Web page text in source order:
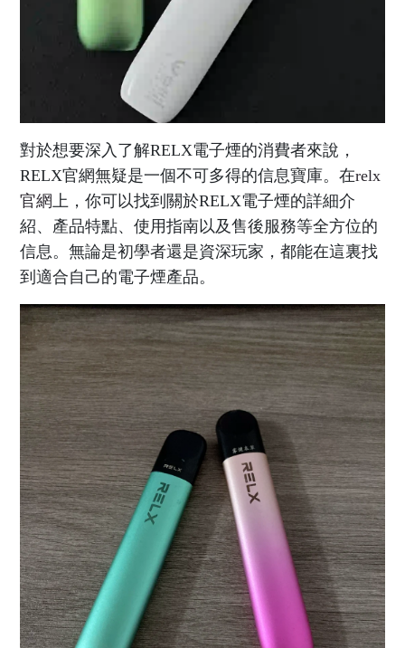
對於想要深入了解RELX電子煙的消費者來說，
RELX官網無疑是一個不可多得的信息寶庫。在relx
官網 上，你可以找到關於RELX電子煙的詳細介
紹、產品特點、使用指南以及售後服務等全方位的
信息。無論是初學者還是資深玩家，都能在這裏找
到適合自己的電子煙產品。